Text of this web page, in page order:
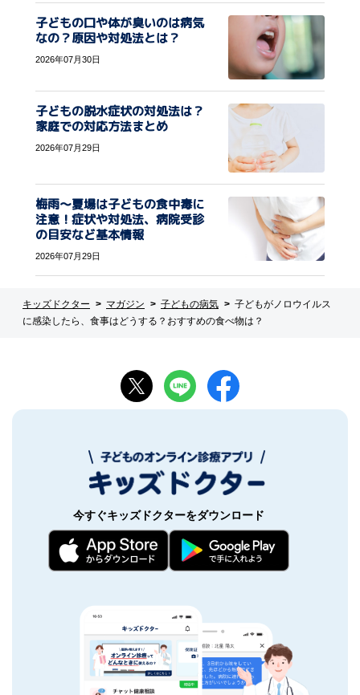
子どもの口や体が臭いのは病気
なの？原因や対処法とは？
2026年07月30日
子どもの脱水症状の対処法は？
家庭での対応方法まとめ
2026年07月29日
梅雨〜夏場は子どもの食中毒に
注意！症状や対処法、病院受診
の目安など基本情報
2026年07月29日
キッズドクター マガジン 子どもの病気
子どもがノロウイルス
に感染したら、食事はどうする？おすすめの食べ物は？
今すぐキッズドクターをダウンロード